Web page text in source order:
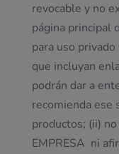
revocable y no
página principal
para uso
que incluyan
podrán dar a
recomienda ese
productos; (ii)
EMPRESA ni